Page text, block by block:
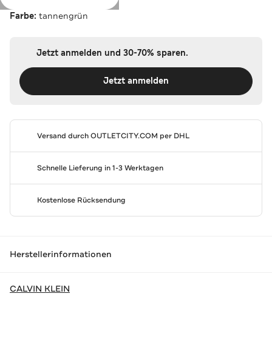
Farbe: tannengrün
Jetzt anmelden und 30-70% sparen.
Jetzt anmelden
Versand durchOUTLETCITY.COM per DHL
Schnelle Lieferung in 1-3 Werktagen
Kostenlose Rücksendung
Herstellerinformationen
CALVIN KLEIN